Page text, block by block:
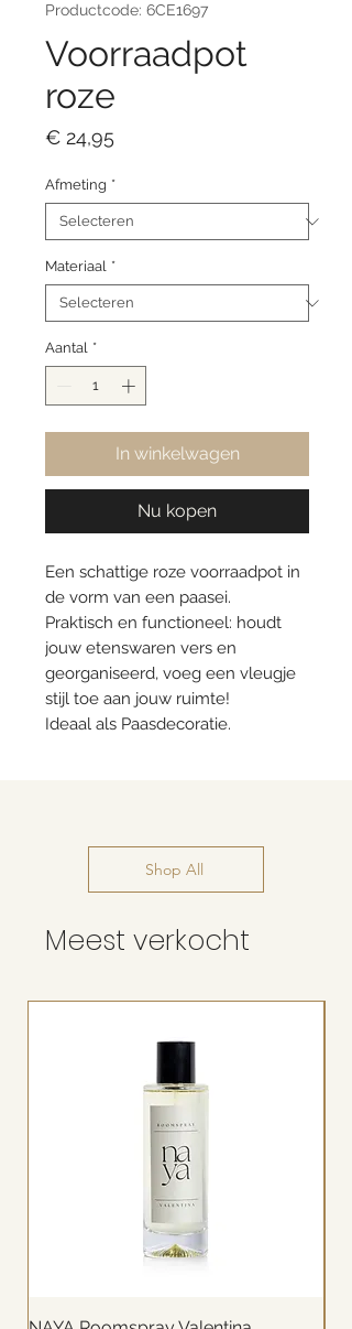
Productcode: 6CE1697
Voorraadpot
roze
€ 24,95Prijs
Afmeting *
Materiaal *
Aantal *
In winkelwagen
Nu kopen
Een schattige roze voorraadpot in
de vorm van een paasei.
Praktisch en functioneel: houdt
jouw etenswaren vers en
georganiseerd, voeg een vleugje
stijl toe aan jouw ruimte!
Ideaal als Paasdecoratie.
Shop All
Meest verkocht